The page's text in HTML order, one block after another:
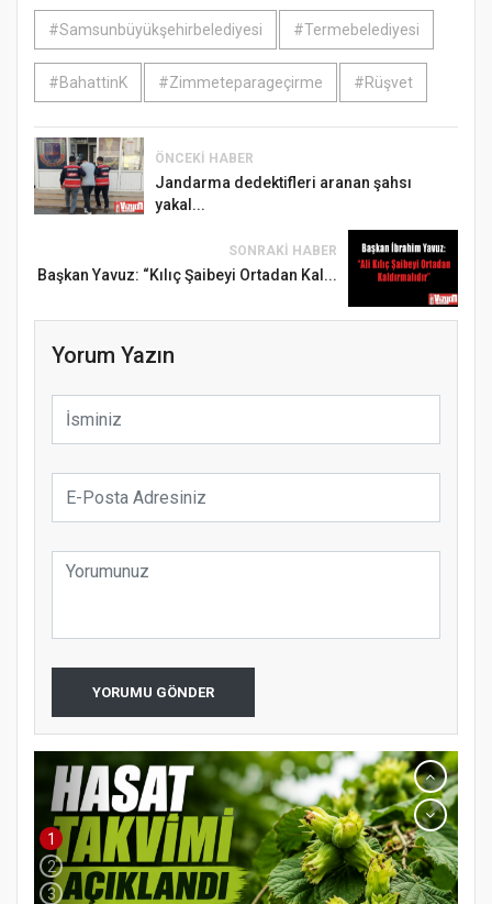
#Samsunbüyükşehirbelediyesi #Termebelediyesi
#BahattinK #Zimmeteparageçirme #Rüşvet
ÖNCEKI HABER
Jandarma dedektifleri aranan şahsı
yakal...
SONRAKI HABER
Başkan Yavuz: “Kılıç Şaibeyi Ortadan Kal...
Yorum Yazın
YORUMU GÖNDER
1
2
3